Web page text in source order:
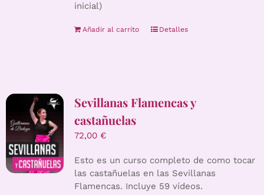
inicial)
Añadir al carrito Detalles
Sevillanas Flamencas y
castañuelas
72,00 €
Esto es un curso completo de como tocar
las castañuelas en las Sevillanas
Flamencas. Incluye 59 vídeos.